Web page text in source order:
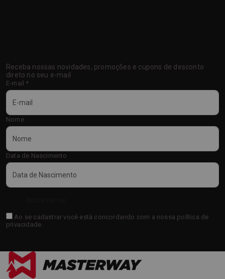
Receba nossas novidades, promoções e cupons de desconto
direto no seu e-mail
E-mail *
Nome
Data de Nascimento
Ao se cadastrar você está concordando com a nossa política de
privacidade.